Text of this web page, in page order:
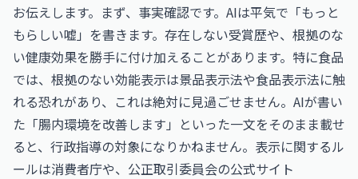
お伝えします。まず、事実確認です。AIは平気で「もっと
もらしい嘘」を書きます。存在しない受賞歴や、根拠のな
い健康効果を勝手に付け加えることがあります。特に食品
では、根拠のない効能表示は景品表示法や食品表示法に触
れる恐れがあり、これは絶対に見過ごせません。AIが書い
た「腸内環境を改善します」といった一文をそのまま載せ
ると、行政指導の対象になりかねません。表示に関するル
ールは消費者庁や、公正取引委員会の公式サイト